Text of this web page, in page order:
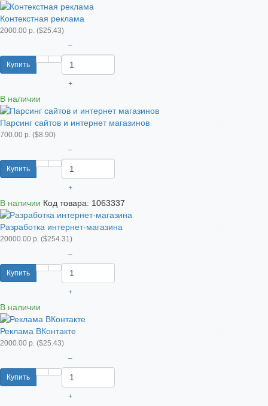
Контекстная реклама
2000.00 р. ($25.43)
Купить
–
+
В наличии
Парсинг сайтов и интернет магазинов
700.00 р. ($8.90)
Купить
–
+
В наличии Код товара: 1063337
Разработка интернет-магазина
20000.00 р. ($254.31)
Купить
–
+
В наличии
Реклама ВКонтакте
2000.00 р. ($25.43)
Купить
–
+